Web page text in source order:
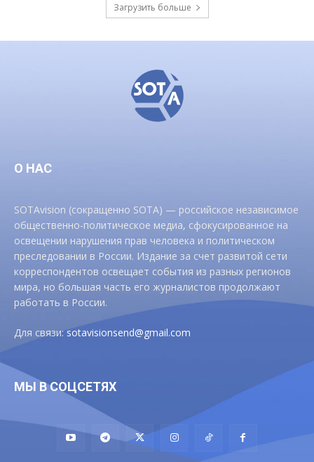
Загрузить больше
О НАС
SOTAvision (сокращенно SOTA) — российское независимое
общественно-политическое медиа, сфокусированное на
освещении нарушения прав человека и политическом
преследовании в России. Издание за счет развитой сети
корреспондентов освещает события из разных регионов
мира, но большая часть его журналистов продолжают
работать в России.
Для связи:sotavisionsend@gmail.com
МЫ В СОЦСЕТЯХ